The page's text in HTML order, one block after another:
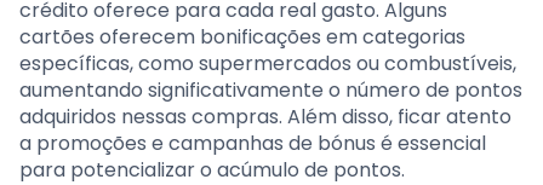
crédito oferece para cada real gasto. Alguns
cartões oferecem bonificações em categorias
específicas, como supermercados ou combustíveis,
aumentando significativamente o número de pontos
adquiridos nessas compras. Além disso, ficar atento
a promoções e campanhas de bónus é essencial
para potencializar o acúmulo de pontos.